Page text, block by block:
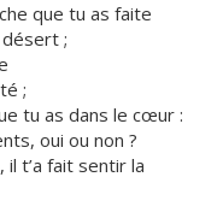
que tu as faite
;
;
tu as dans le cœur :
oui ou non ?
t’a fait sentir la